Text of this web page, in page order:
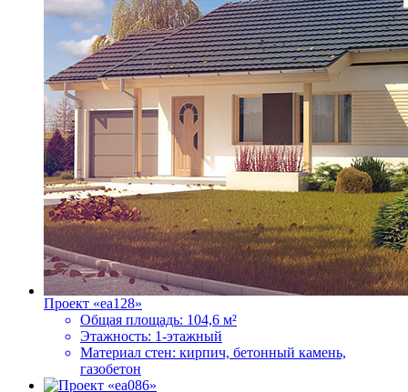
Проект «ea128»
Общая площадь: 104,6 м²
Этажность: 1-этажный
Материал стен: кирпич, бетонный камень,
газобетон